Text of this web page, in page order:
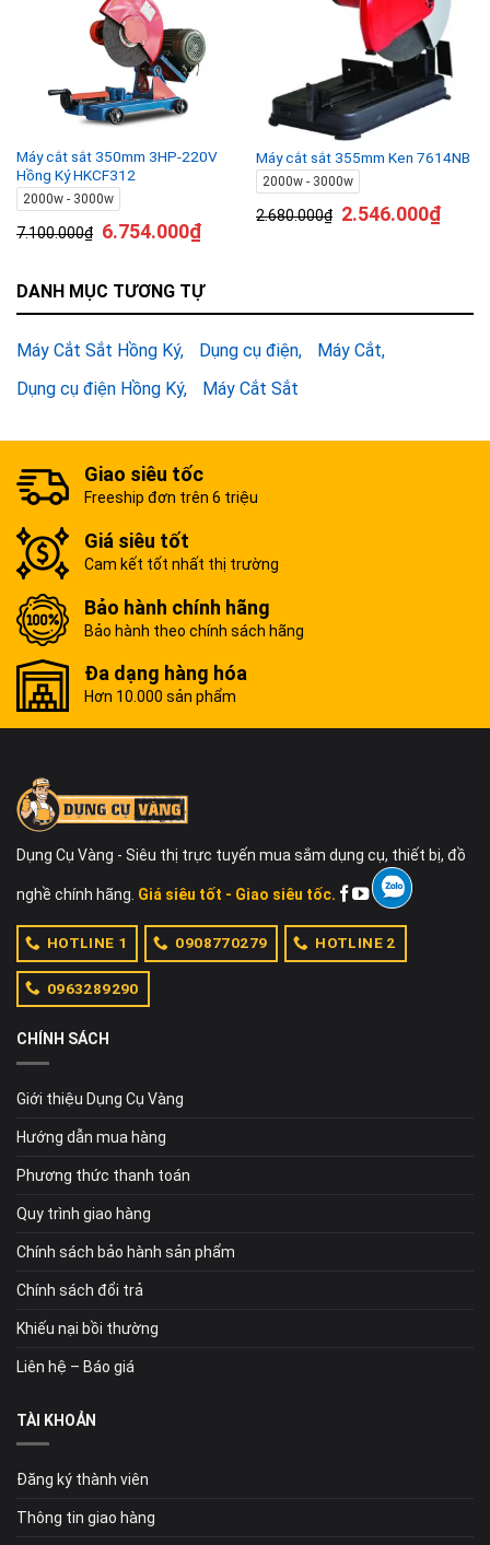
Máy cắt sắt 350mm 3HP-220V
Hồng Ký HKCF312
2000w - 3000w
7.100.000₫ 6.754.000₫
Máy cắt sắt 355mm Ken 7614NB
2000w - 3000w
2.680.000₫ 2.546.000₫
DANH MỤC TƯƠNG TỰ
Máy Cắt Sắt Hồng Ký Dụng cụ điện
Máy Cắt
Dụng cụ điện Hồng Ký
Máy Cắt Sắt
Giao siêu tốc
Freeship đơn trên 6 triệu
Giá siêu tốt
Cam kết tốt nhất thị trường
Bảo hành chính hãng
Bảo hành theo chính sách hãng
Đa dạng hàng hóa
Hơn 10.000 sản phẩm
Dụng Cụ Vàng - Siêu thị trực tuyến mua sắm dụng cụ, thiết bị, đồ
nghề chính hãng. Giá siêu tốt - Giao siêu tốc.
HOTLINE 1 0908770279 HOTLINE 2
0963289290
CHÍNH SÁCH
Giới thiệu Dụng Cụ Vàng
Hướng dẫn mua hàng
Phương thức thanh toán
Quy trình giao hàng
Chính sách bảo hành sản phẩm
Chính sách đổi trả
Khiếu nại bồi thường
Liên hệ – Báo giá
TÀI KHOẢN
Đăng ký thành viên
Thông tin giao hàng